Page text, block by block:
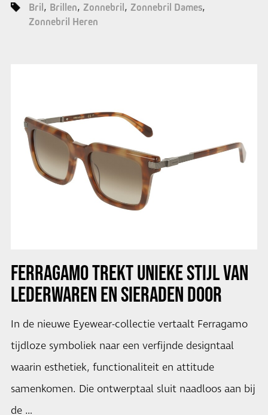
Bril Brillen Zonnebril Zonnebril Dames
Zonnebril Heren
FERRAGAMO TREKT UNIEKE STIJL VAN
LEDERWAREN EN SIERADEN DOOR
In de nieuwe Eyewear-collectie vertaalt Ferragamo
tijdloze symboliek naar een verfijnde designtaal
waarin esthetiek, functionaliteit en attitude
samenkomen. Die ontwerptaal sluit naadloos aan bij
de …